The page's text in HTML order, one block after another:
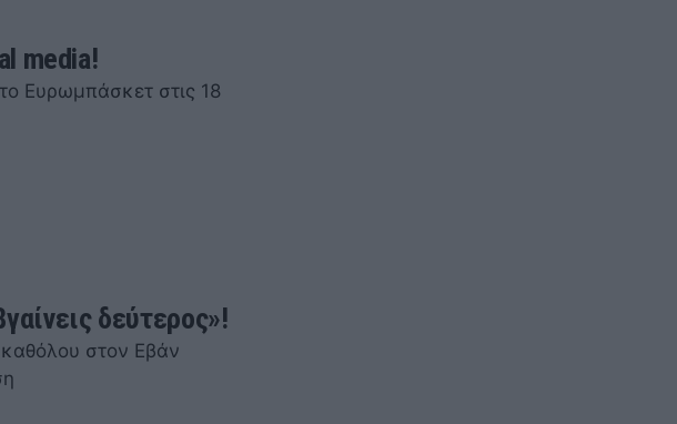
media!
Ευρωμπάσκετ στις 18
δεύτερος»!
στον Εβάν